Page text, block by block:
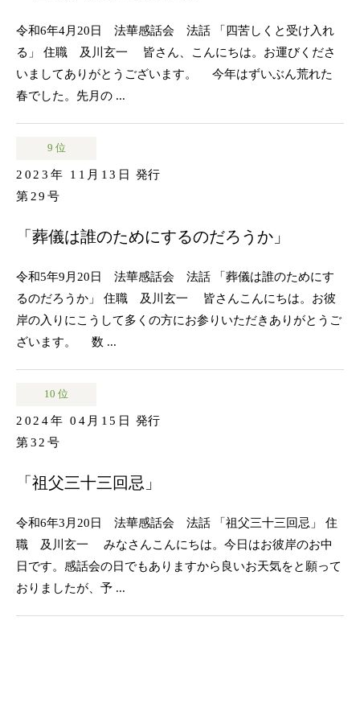
令和6年4月20日 法華感話会 法話 「四苦しくと受け入れ
る」 住職 及川玄一 皆さん、こんにちは。お運びくださ
いましてありがとうございます。 今年はずいぶん荒れた
春でした。先月の ...
9 位
2023年 11月13日
発行
第29号
「葬儀は誰のためにするのだろうか」
令和5年9月20日 法華感話会 法話 「葬儀は誰のためにす
るのだろうか」 住職 及川玄一 皆さんこんにちは。お彼
岸の入りにこうして多くの方にお参りいただきありがとうご
ざいます。 数 ...
10 位
2024年 04月15日
発行
第32号
「祖父三十三回忌」
令和6年3月20日 法華感話会 法話 「祖父三十三回忌」 住
職 及川玄一 みなさんこんにちは。今日はお彼岸のお中
日です。感話会の日でもありますから良いお天気をと願って
おりましたが、予 ...